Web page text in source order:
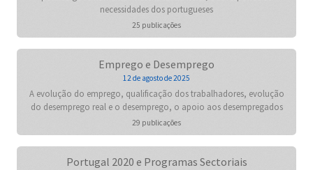
necessidades dos portugueses
25 publicações
Emprego e Desemprego
12 de agosto de 2025
A evolução do emprego, qualificação dos trabalhadores, evolução
do desemprego real e o desemprego, o apoio aos desempregados
29 publicações
Portugal 2020 e Programas Sectoriais